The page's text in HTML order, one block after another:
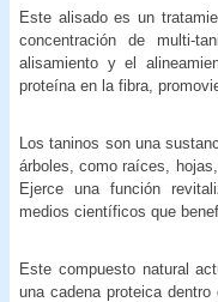
Este alisado es un
concentración de multi-
alisamiento y el
proteína en la fibra,
Los taninos son una
árboles, como raíces,
Ejerce una función
medios científicos que
Este compuesto natural
una cadena proteica